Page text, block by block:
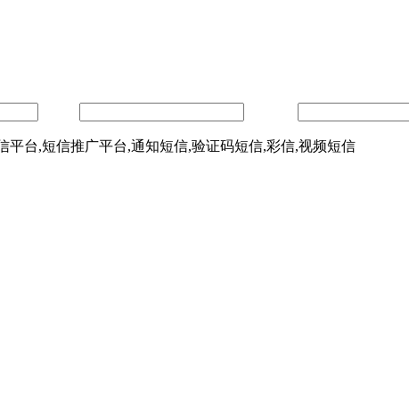
台,短信推广平台,通知短信,验证码短信,彩信,视频短信